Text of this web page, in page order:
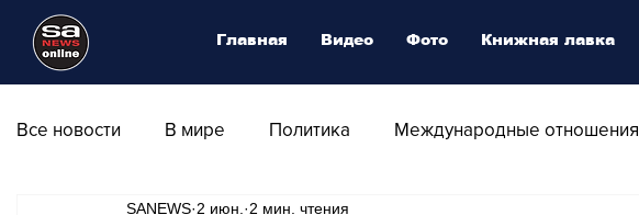
Все новости В мире Политика Международные отношения
SANEWS 2 июн. 2 мин. чтения
Главная Видео Фото Книжная лавка